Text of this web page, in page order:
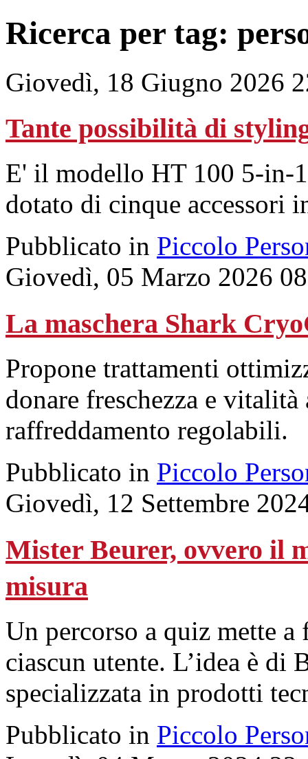
Ricerca per tag:
Giovedì, 18 Giugno 2026
Tante possibilità di
E' il modello HT 100 5-in-
dotato di cinque accessori
Pubblicato in Piccolo
Giovedì, 05 Marzo 2026
La maschera Shark
Propone trattamenti
donare freschezza e
raffreddamento regolabili.
Pubblicato in Piccolo
Giovedì, 12 Settembre
Mister Beurer, ovvero il
misura
Un percorso a quiz mette a
ciascun utente. L’idea è di
specializzata in prodotti
Pubblicato in Piccolo